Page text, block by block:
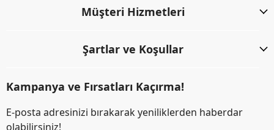
Müşteri Hizmetleri
Şartlar ve Koşullar
Kampanya ve Fırsatları Kaçırma!
E-posta adresinizi bırakarak yeniliklerden haberdar
olabilirsiniz!